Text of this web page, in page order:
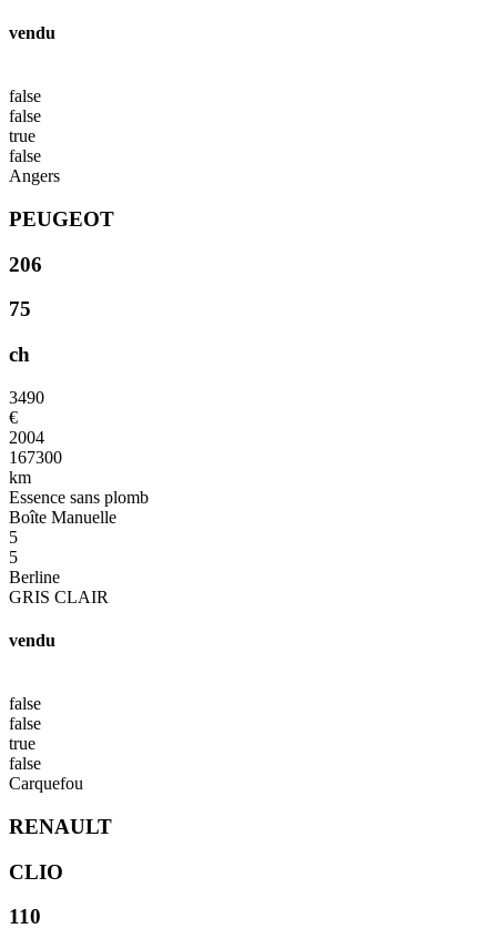
vendu
false
false
true
false
Angers
PEUGEOT
206
75
ch
3490
€
2004
167300
km
Essence sans plomb
Boîte Manuelle
5
5
Berline
GRIS CLAIR
vendu
false
false
true
false
Carquefou
RENAULT
CLIO
110